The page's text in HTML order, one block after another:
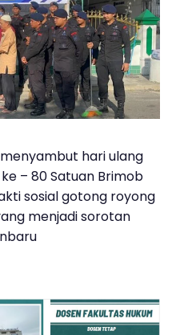
hari ulang
– 80Satuan Brimob
sosial gotong royong
menjadi sorotan